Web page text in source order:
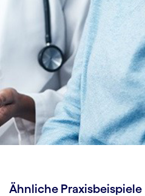
Ähnliche Praxisbeispiele